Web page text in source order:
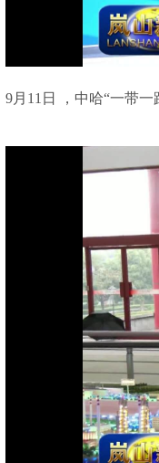
9月 11 日 ， 中哈“一带一